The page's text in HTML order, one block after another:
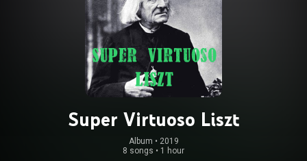
Super Virtuoso Liszt
Album • 2019
8 songs • 1 hour